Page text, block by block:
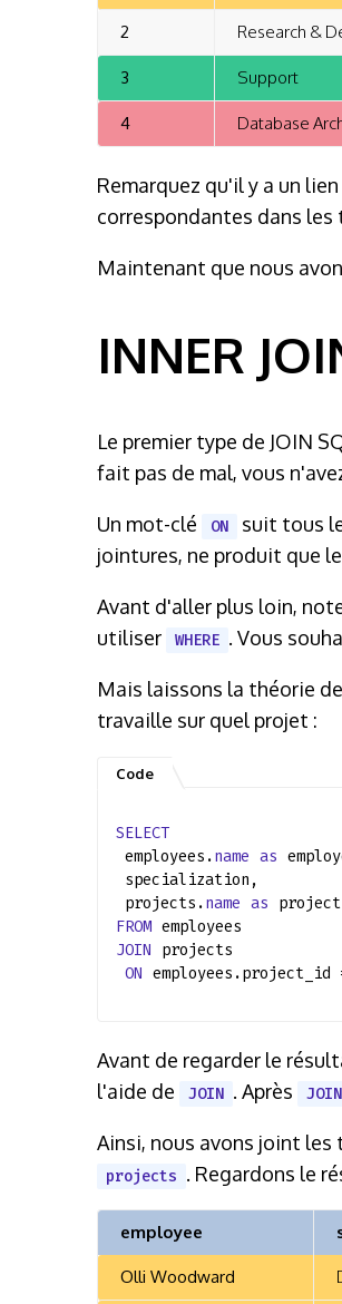
2 Research &
3 Support
4 Database
Remarquez qu'il y a un
correspondantes dans
Maintenant que nous
INNER
Le premier type de JOIN
fait pas de mal, vous
Un mot-clé ON suit tous
jointures, ne produit que
Avant d'aller plus loin,
utiliser
WHERE . Vous
Mais laissons la théorie
travaille sur quel projet :
SELECT
employees.name as
specialization,
projects.name as project
FROM employees
JOIN projects
ON
Avant de regarder le
l'aide de
JOIN . Après JOIN
Ainsi, nous avons joint
projects . Regardons le
employee
Olli Woodward